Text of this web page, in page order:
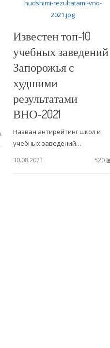
Известен топ-10
учебных заведений
Запорожья с
худшими
результатами
ВНО-2021
Назван антирейтинг школ и
учебных заведений…
30.08.2021
520